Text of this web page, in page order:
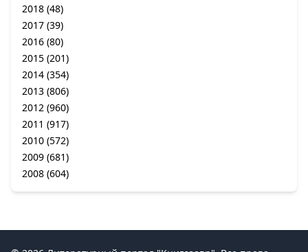
2018 (48)
2017 (39)
2016 (80)
2015 (201)
2014 (354)
2013 (806)
2012 (960)
2011 (917)
2010 (572)
2009 (681)
2008 (604)